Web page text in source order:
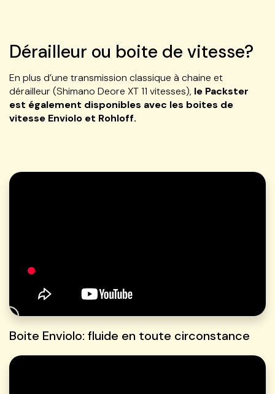
Dérailleur ou boite de vitesse?
En plus d’une transmission classique à chaine et
dérailleur (Shimano Deore XT 11 vitesses), le Packster
est également disponibles avec les boites de
vitesse Enviolo et Rohloff.
Boite Enviolo: fluide en toute circonstance